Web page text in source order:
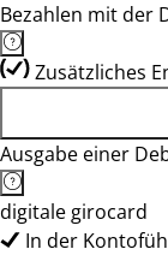
Bezahlen mit der
Zusätzliches
Ausgabe einer
digitale girocard
In der